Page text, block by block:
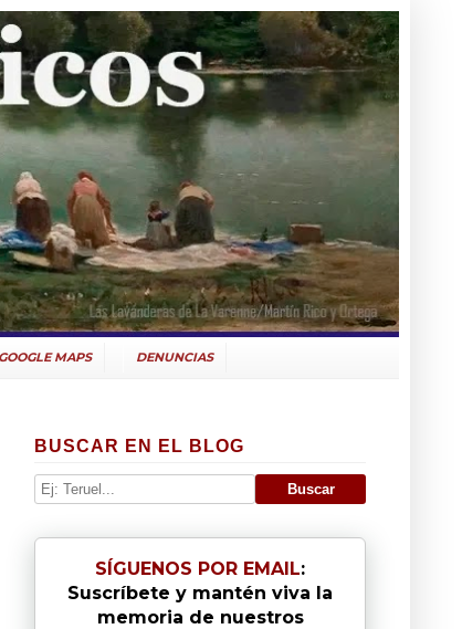
MAPS DENUNCIAS
BUSCAR EN EL BLOG
SÍGUENOS POR EMAIL:
Suscríbete y mantén viva la
memoria de nuestros